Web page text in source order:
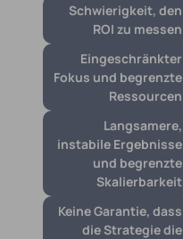
Schwierigkeit, den
ROI zu messen
Eingeschränkter
Fokus und begrenzte
Ressourcen
Langsamere,
instabile Ergebnisse
und begrenzte
Skalierbarkeit
Keine Garantie, dass
die Strategie die